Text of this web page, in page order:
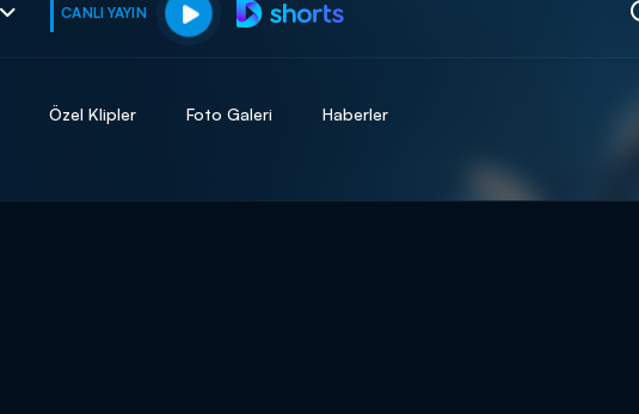
CANLI YAYIN
muhteşem ikili
Özel Klipler Foto Galeri Haberler